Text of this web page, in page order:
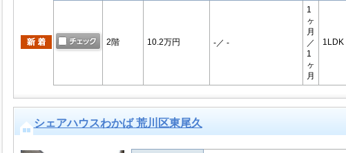
2階 10.2万円 -／ -
1
ヶ
月
／
1
ヶ
月
1LDK
シェアハウスわかば 荒川区東尾久